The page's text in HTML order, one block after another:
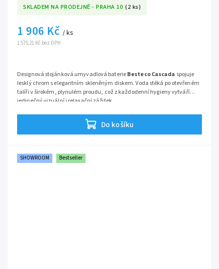
SKLADEM NA PRODEJNĚ - PRAHA 10 (2 ks)
1 575,21 Kč bez DPH
1 906 Kč / ks
Do košíku
Designová stojánková umyvadlová baterieBesteco Cascada spojuje
lesklý chrom s elegantním skleněným diskem. Voda stéká po otevřeném
talíři v širokém, plynulém proudu, což z každodenní hygieny vytváří
jedinečný vizuální i relaxační zážitek.
Hlavní přednosti baterie:
Podmanivý efekt vodopádu:Široký a tichý proud vody přináší
chromovou úpravou doplněné o tvrzené sklo.
SHOWROOM Bestseller